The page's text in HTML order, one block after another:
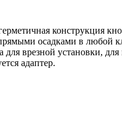
конструкция
осадками в любой
для врезной установки, для
адаптер.